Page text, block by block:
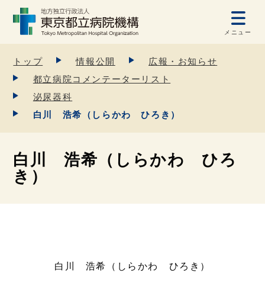
メニュー
トップ 情報公開
広報・お知らせ
都立病院コメンテーターリスト
泌尿器科
白川 浩希（しらかわ ひろき）
白川 浩希（しらかわ ひろ
き）
白川 浩希（しらかわ ひろき）